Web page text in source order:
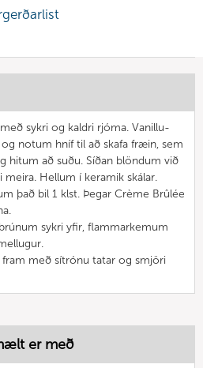
sykri og kaldri rjóma. Vanillu-
notum hníf til að skafa fræin, sem
að suðu. Síðan blöndum við
Hellum í keramik skálar.
það bil 1 klst. Þegar Crème Brûlée
sykri yfir, flammarkemum
með sítrónu tatar og smjöri
er með